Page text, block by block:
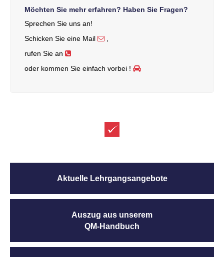
Möchten Sie mehr erfahren? Haben Sie Fragen?
Sprechen Sie uns an!
Schicken Sie eine Mail
rufen Sie an
oder kommen Sie einfach vorbei !
Aktuelle Lehrgangsangebote
Auszug aus unserem
QM-Handbuch